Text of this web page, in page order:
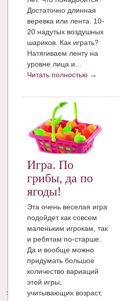
Достаточно длинная
веревка или лента. 10-
20 надутых воздушных
шариков. Как играть?
Натягиваем ленту на
уровне лица и...
Читать полностью →
Игра. По
грибы, да по
ягоды!
Эта очень веселая игра
подойдет как совсем
маленьким игрокам, так
и ребятам по-старше.
Да и вообще можно
придумать большое
количество вариаций
этой игры,
учитывающих возраст,